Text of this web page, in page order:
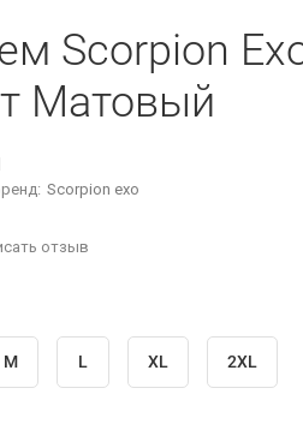
Scorpion
Матовый
Scorpion exo
отзыв
M L XL 2XL